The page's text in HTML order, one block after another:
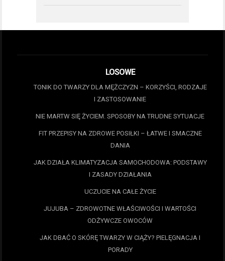
LOSOWE
TONIK DO TWARZY DLA MĘŻCZYZN – KORZYŚCI, RODZAJE
I ZASTOSOWANIE
NIE MARTW SIĘ ŻYCIEM. SPOSOBY NA TRUDNE SYTUACJE
FIT PRZEPISY NA ZDROWE POSIŁKI – ŁATWE I SMACZNE
DANIA
JAK DZIAŁA KLIMATYZACJA SAMOCHODOWA: PODSTAWY
I ZASADY DZIAŁANIA
UCZUCIE NA CAŁE ŻYCIE
JUJUBA – ZDROWOTNE WŁAŚCIWOŚCI I WARTOŚCI
ODŻYWCZE OWOCÓW
JAK DBAĆ O SKÓRĘ TWARZY W CIĄŻY? PIELĘGNACJA I
PORADY